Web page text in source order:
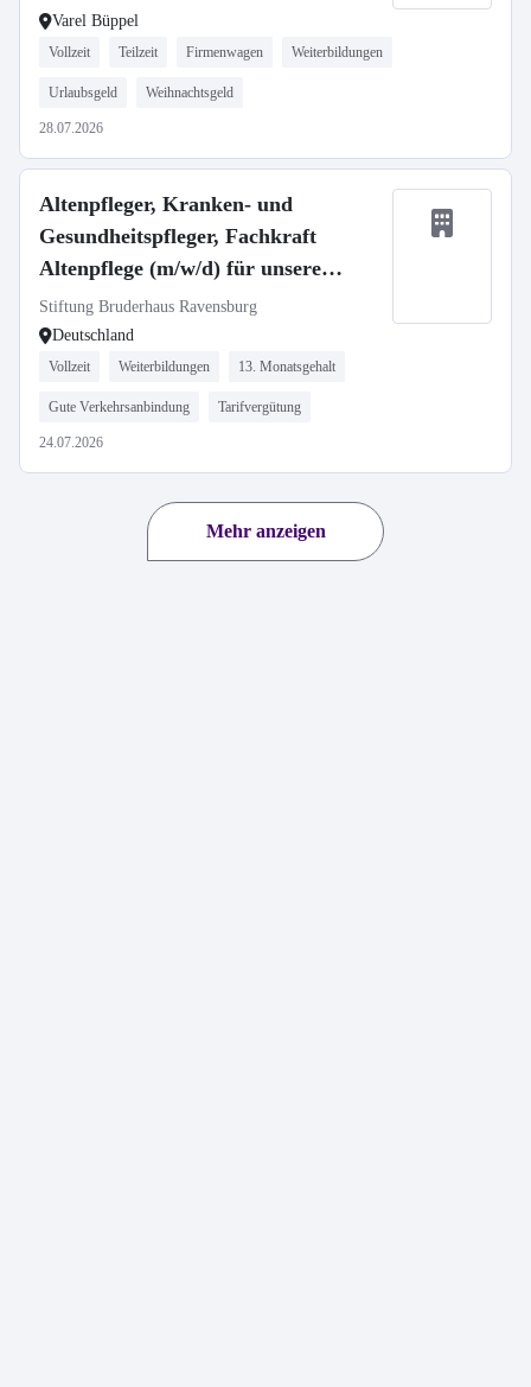
Varel Büppel
Vollzeit Teilzeit Firmenwagen Weiterbildungen
Urlaubsgeld Weihnachtsgeld
28.07.2026
Altenpfleger, Kranken- und
Gesundheitspfleger, Fachkraft
Altenpflege (m/w/d) für unsere
Häuser in Ravensburg und
Oberhofen gesucht!
Stiftung Bruderhaus Ravensburg
Deutschland
Vollzeit Weiterbildungen 13. Monatsgehalt
Gute Verkehrsanbindung Tarifvergütung
24.07.2026
Mehr anzeigen